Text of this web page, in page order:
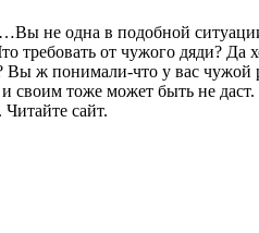
не одна в подобной
требовать от чужого дяди?
ж понимали-что у вас
тоже может быть не
сайт.